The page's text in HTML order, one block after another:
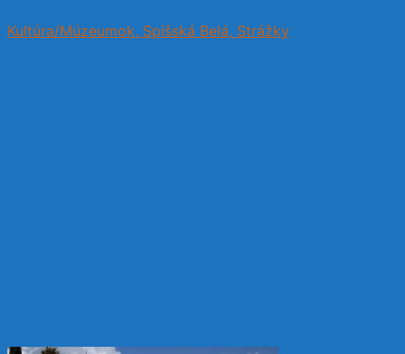
Kultúra/Múzeumok, Spišská Belá, Strážky